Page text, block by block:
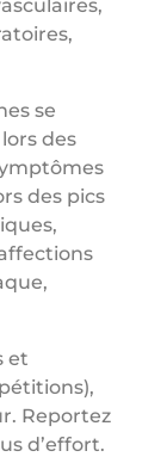
se
des
des pics
et
Reportez
d’effort.